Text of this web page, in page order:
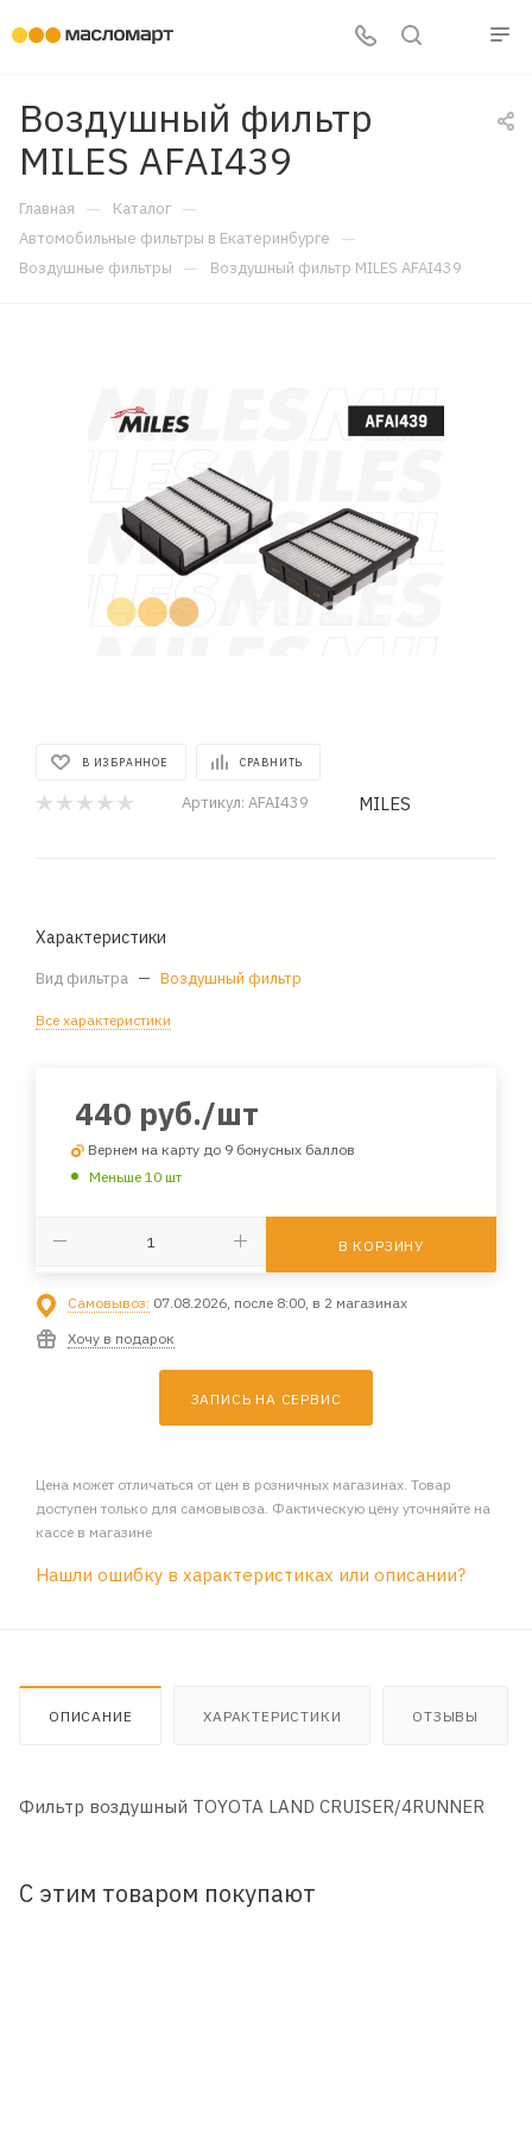
Воздушный фильтр
MILES AFAI439
Главная — Каталог —
Автомобильные фильтры в Екатеринбурге —
Воздушные фильтры — Воздушный фильтр MILES AFAI439
В ИЗБРАННОЕ СРАВНИТЬ
Артикул: AFAI439 MILES
Характеристики
Вид фильтра — Воздушный фильтр
Все характеристики
440 руб./шт
Вернем на карту до 9 бонусных баллов
Меньше 10 шт
В КОРЗИНУ
Самовывоз: 07.08.2026, после 8:00, в 2 магазинах
Хочу в подарок
ЗАПИСЬ НА СЕРВИС
Цена может отличаться от цен в розничных магазинах. Товар
доступен только для самовывоза. Фактическую цену уточняйте на
кассе в магазине
Нашли ошибку в характеристиках или описании?
ОПИСАНИЕ ХАРАКТЕРИСТИКИ ОТЗЫВЫ
Фильтр воздушный TOYOTA LAND CRUISER/4RUNNER
С этим товаром покупают